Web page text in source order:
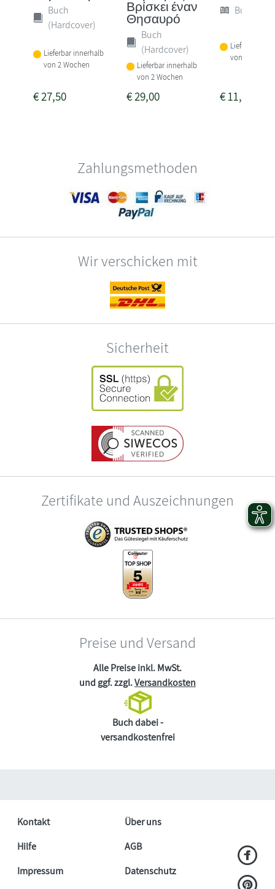
Buch
(Hardcover)
Lieferbar innerhalb
von 2 Wochen
€27,50
Βρίσκει έναν
Θησαυρό
Buch
(Hardcover)
Lieferbar innerhalb
von 2 Wochen
€29,00
Buch
Lieferbar
von 2
€11,00
Zahlungsmethoden
Wir verschicken mit
Sicherheit
Zertifikate und Auszeichnungen
Preise und Versand
Alle Preise inkl. MwSt.
und ggf. zzgl.Versandkosten
Buch dabei -
versandkostenfrei
Kontakt
Über uns
Hilfe
AGB
Impressum
Datenschutz